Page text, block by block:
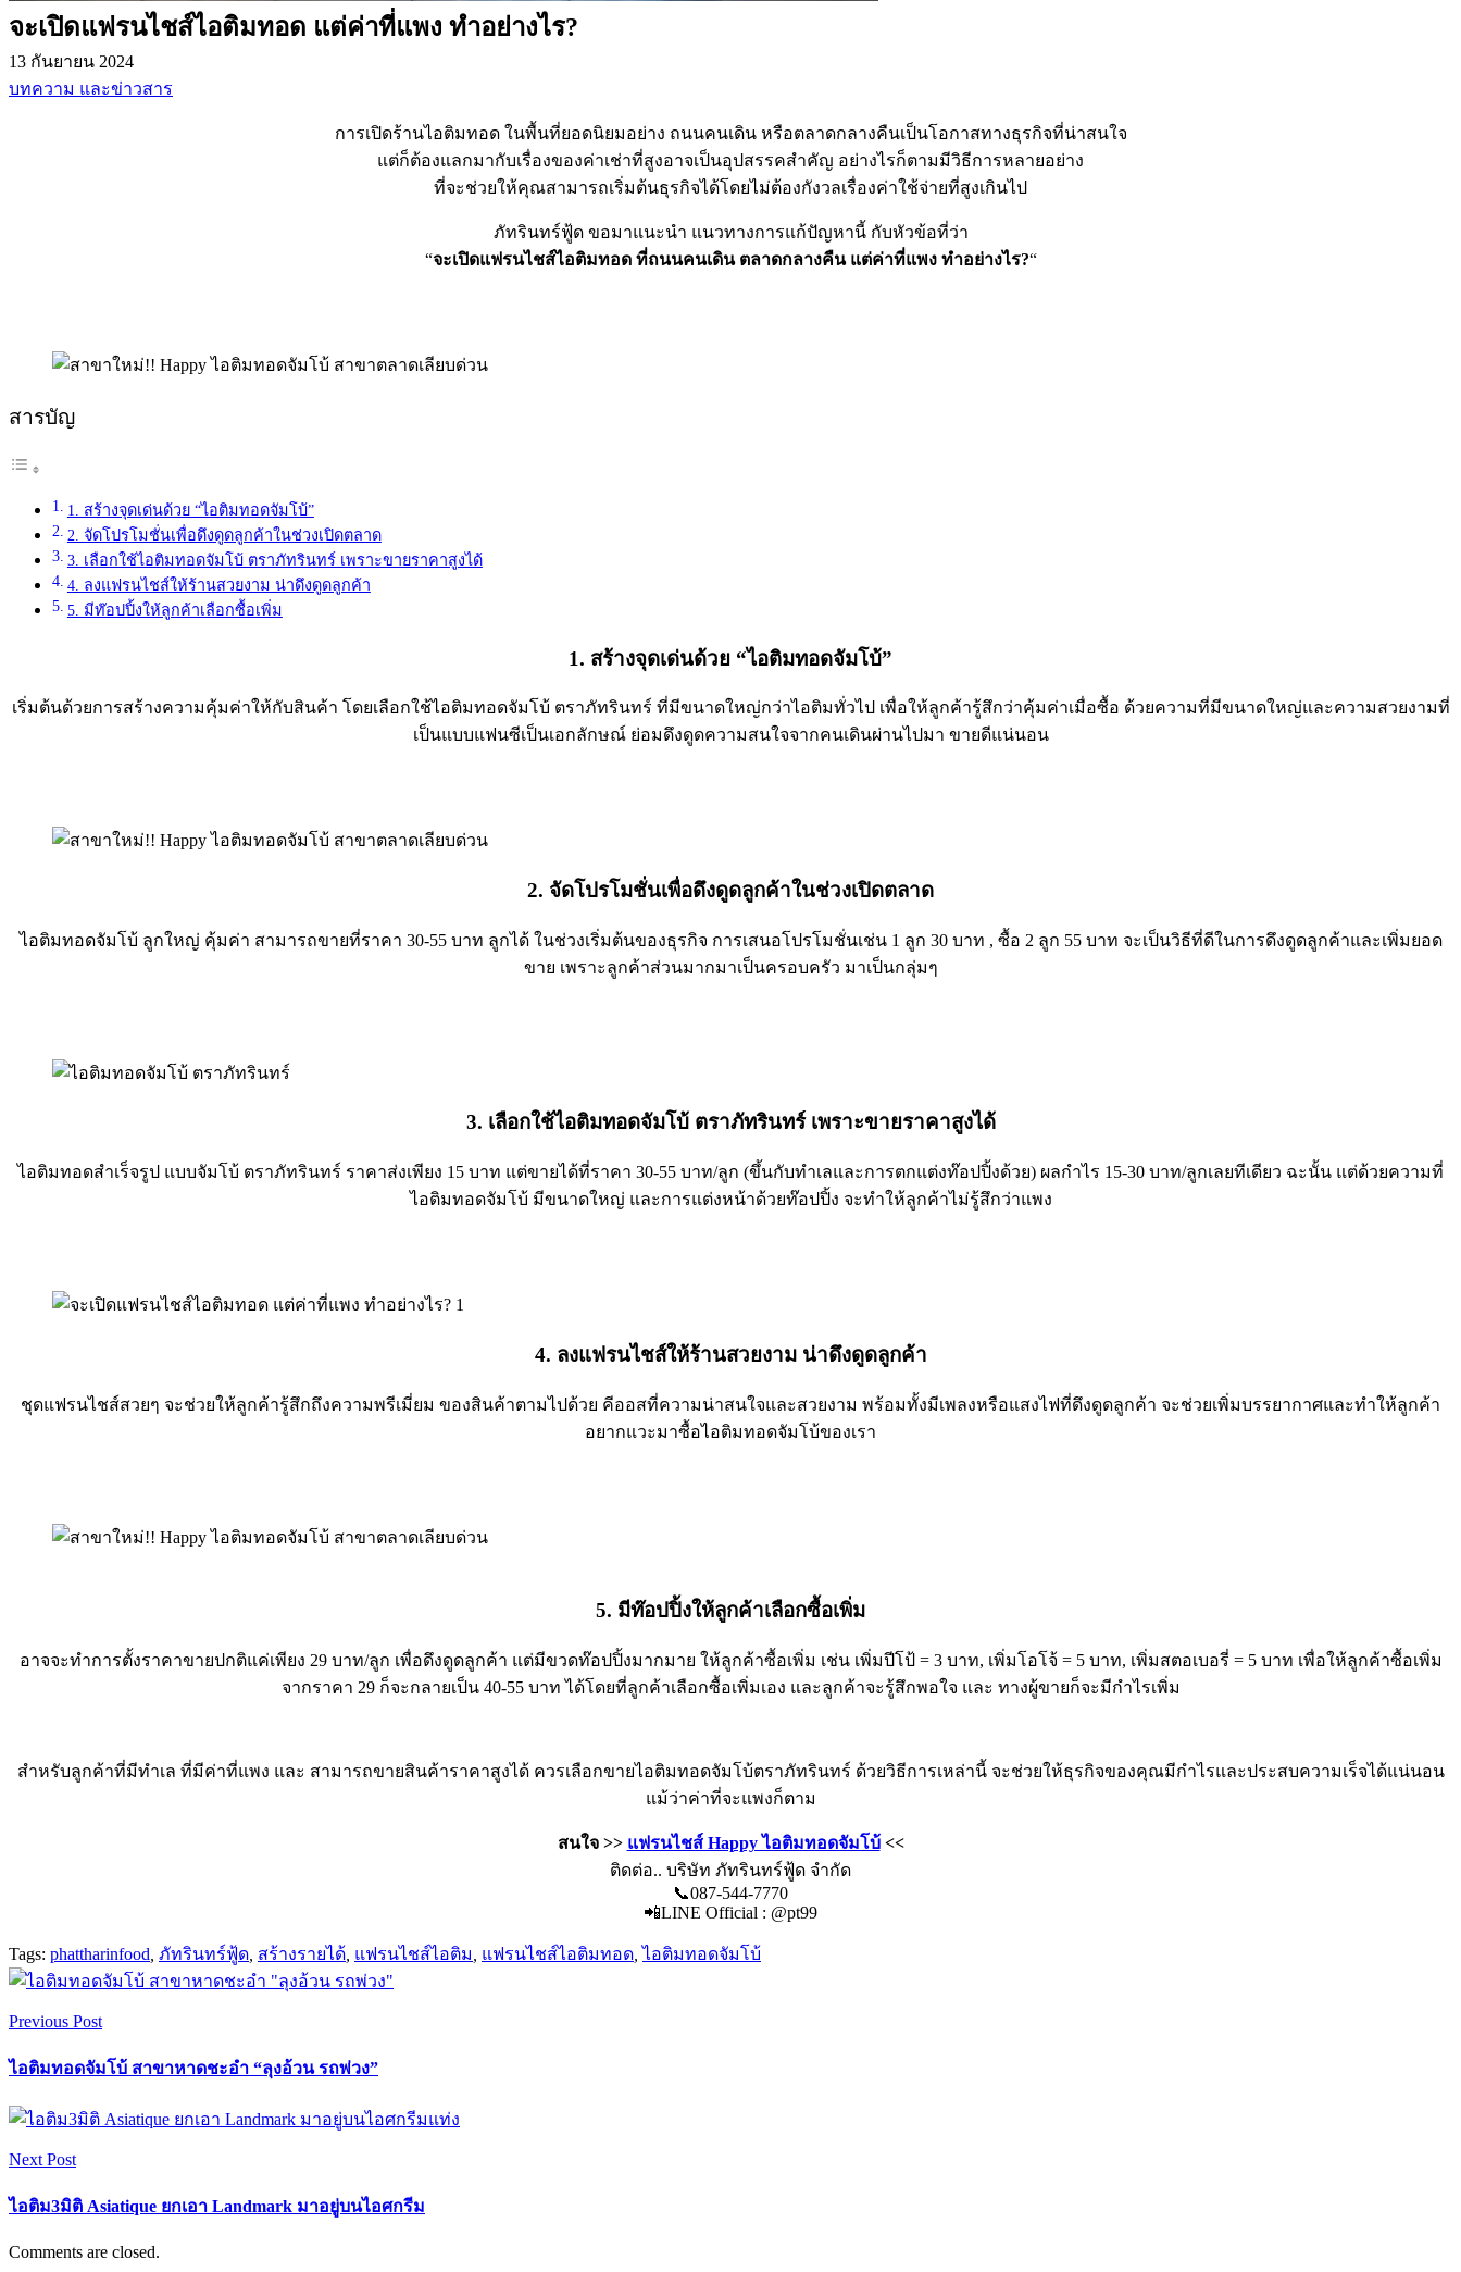
จะเปิดแฟรนไชส์ไอติมทอด แต่ค่าที่แพง ทำอย่างไร?
13 กันยายน 2024
บทความ และข่าวสาร
การเปิดร้านไอติมทอด ในพื้นที่ยอดนิยมอย่าง ถนนคนเดิน หรือตลาดกลางคืนเป็นโอกาสทางธุรกิจที่น่าสนใจ
แต่ก็ต้องแลกมากับเรื่องของค่าเช่าที่สูงอาจเป็นอุปสรรคสำคัญ อย่างไรก็ตามมีวิธีการหลายอย่าง
ที่จะช่วยให้คุณสามารถเริ่มต้นธุรกิจได้โดยไม่ต้องกังวลเรื่องค่าใช้จ่ายที่สูงเกินไป
ภัทรินทร์ฟู้ด ขอมาแนะนำ แนวทางการแก้ปัญหานี้ กับหัวข้อที่ว่า
“จะเปิดแฟรนไชส์ไอติมทอด ที่ถนนคนเดิน ตลาดกลางคืน แต่ค่าที่แพง ทำอย่างไร?“
สารบัญ
1. สร้างจุดเด่นด้วย “ไอติมทอดจัมโบ้”
2. จัดโปรโมชั่นเพื่อดึงดูดลูกค้าในช่วงเปิดตลาด
3. เลือกใช้ไอติมทอดจัมโบ้ ตราภัทรินทร์ เพราะขายราคาสูงได้
4. ลงแฟรนไชส์ให้ร้านสวยงาม น่าดึงดูดลูกค้า
5. มีท๊อปปิ้งให้ลูกค้าเลือกซื้อเพิ่ม
1. สร้างจุดเด่นด้วย “ไอติมทอดจัมโบ้”
เริ่มต้นด้วยการสร้างความคุ้มค่าให้กับสินค้า โดยเลือกใช้ไอติมทอดจัมโบ้ ตราภัทรินทร์ ที่มีขนาดใหญ่กว่าไอติมทั่วไป เพื่อให้ลูกค้ารู้สึกว่าคุ้มค่าเมื่อซื้อ ด้วยความที่มีขนาดใหญ่และความสวยงามที่
เป็นแบบแฟนซีเป็นเอกลักษณ์ ย่อมดึงดูดความสนใจจากคนเดินผ่านไปมา ขายดีแน่นอน
2. จัดโปรโมชั่นเพื่อดึงดูดลูกค้าในช่วงเปิดตลาด
ไอติมทอดจัมโบ้ ลูกใหญ่ คุ้มค่า สามารถขายที่ราคา 30-55 บาท ลูกได้ ในช่วงเริ่มต้นของธุรกิจ การเสนอโปรโมชั่นเช่น 1 ลูก 30 บาท , ซื้อ 2 ลูก 55 บาท จะเป็นวิธีที่ดีในการดึงดูดลูกค้าและเพิ่มยอด
ขาย เพราะลูกค้าส่วนมากมาเป็นครอบครัว มาเป็นกลุ่มๆ
3. เลือกใช้ไอติมทอดจัมโบ้ ตราภัทรินทร์ เพราะขายราคาสูงได้
ไอติมทอดสำเร็จรูป แบบจัมโบ้ ตราภัทรินทร์ ราคาส่งเพียง 15 บาท แต่ขายได้ที่ราคา 30-55 บาท/ลูก (ขึ้นกับทำเลและการตกแต่งท๊อปปิ้งด้วย) ผลกำไร 15-30 บาท/ลูกเลยทีเดียว ฉะนั้น แต่ด้วยความที่
ไอติมทอดจัมโบ้ มีขนาดใหญ่ และการแต่งหน้าด้วยท๊อปปิ้ง จะทำให้ลูกค้าไม่รู้สึกว่าแพง
4. ลงแฟรนไชส์ให้ร้านสวยงาม น่าดึงดูดลูกค้า
ชุดแฟรนไชส์สวยๆ จะช่วยให้ลูกค้ารู้สึกถึงความพรีเมี่ยม ของสินค้าตามไปด้วย คีออสที่ความน่าสนใจและสวยงาม พร้อมทั้งมีเพลงหรือแสงไฟที่ดึงดูดลูกค้า จะช่วยเพิ่มบรรยากาศและทำให้ลูกค้า
อยากแวะมาซื้อไอติมทอดจัมโบ้ของเรา
5. มีท๊อปปิ้งให้ลูกค้าเลือกซื้อเพิ่ม
อาจจะทำการตั้งราคาขายปกติแค่เพียง 29 บาท/ลูก เพื่อดึงดูดลูกค้า แต่มีขวดท๊อปปิ้งมากมาย ให้ลูกค้าซื้อเพิ่ม เช่น เพิ่มปีโป้ = 3 บาท, เพิ่มโอโจ้ = 5 บาท, เพิ่มสตอเบอรี่ = 5 บาท เพื่อให้ลูกค้าซื้อเพิ่ม
จากราคา 29 ก็จะกลายเป็น 40-55 บาท ได้โดยที่ลูกค้าเลือกซื้อเพิ่มเอง และลูกค้าจะรู้สึกพอใจ และ ทางผู้ขายก็จะมีกำไรเพิ่ม
สำหรับลูกค้าที่มีทำเล ที่มีค่าที่แพง และ สามารถขายสินค้าราคาสูงได้ ควรเลือกขายไอติมทอดจัมโบ้ตราภัทรินทร์ ด้วยวิธีการเหล่านี้ จะช่วยให้ธุรกิจของคุณมีกำไรและประสบความเร็จได้แน่นอน
แม้ว่าค่าที่จะแพงก็ตาม
สนใจ >> แฟรนไชส์ Happy ไอติมทอดจัมโบ้<<
ติดต่อ.. บริษัท ภัทรินทร์ฟู้ด จำกัด
📞087-544-7770
📲LINE Official : @pt99
Tags: phattharinfood ภัทรินทร์ฟู้ด สร้างรายได้ แฟรนไชส์ไอติม แฟรนไชส์ไอติมทอด ,ไอติมทอดจัมโบ้
Previous Post
ไอติมทอดจัมโบ้ สาขาหาดชะอำ “ลุงอ้วน รถพ่วง”
Next Post
ไอติม3มิติ Asiatique ยกเอา Landmark มาอยู่บนไอศกรีม
Comments are closed.